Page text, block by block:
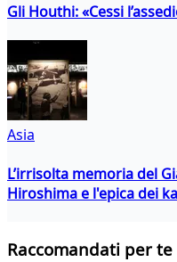
Gli Houthi: «Cessi
Asia
L’irrisolta memoria del
Hiroshima e l'epica dei
Raccomandati per te